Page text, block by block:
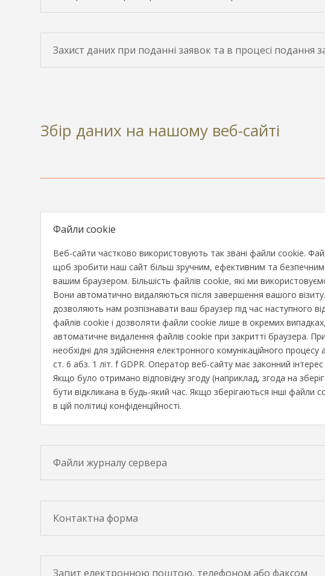
Захист даних при поданні заявок та в процесі подання
Збір даних на нашому веб-сайті
Файли cookie
Веб-сайти частково використовують так звані файли cookie.
щоб зробити наш сайт більш зручним, ефективним та
вашим браузером. Більшість файлів cookie, які ми
Вони автоматично видаляються після завершення вашого
дозволяють нам розпізнавати ваш браузер під час наступного
файлів cookie і дозволяти файли cookie лише в окремих
автоматичне видалення файлів cookie при закритті браузера.
необхідні для здійснення електронного комунікаційного
ст. 6 абз. 1 літ. f GDPR. Оператор веб-сайту має законний
Якщо було отримано відповідну згоду (наприклад, згода на
бути відкликана в будь-який час. Якщо зберігаються інші
в цій політиці конфіденційності.
Файли журналу сервера
Контактна форма
Запит електронною поштою, телефоном або факсом